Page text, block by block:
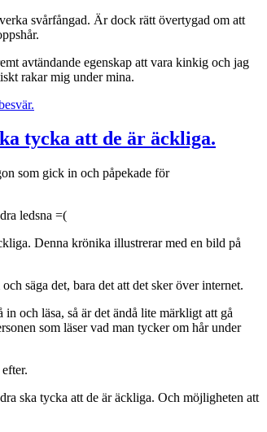
svårfångad. Är dock rätt övertygad om att
avtändande egenskap att vara kinkig och jag
rakar mig under mina.
tycka att de är äckliga.
som gick in och påpekade för
ledsna =(
Denna krönika illustrerar med en bild på
säga det, bara det att det sker över internet.
och läsa, så är det ändå lite märkligt att gå
som läser vad man tycker om hår under
ska tycka att de är äckliga. Och möjligheten att